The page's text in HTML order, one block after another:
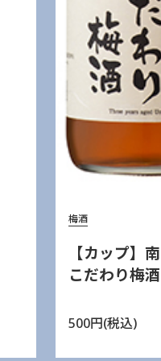
梅酒
【カップ】
こだわり梅酒
500円(税込)